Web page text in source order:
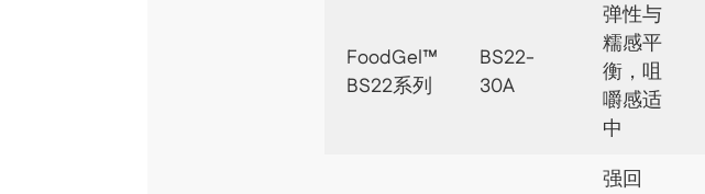
FoodGel™
BS22系列
BS22-
30A
弹性与
糯感平
衡，咀
嚼感适
中
强回